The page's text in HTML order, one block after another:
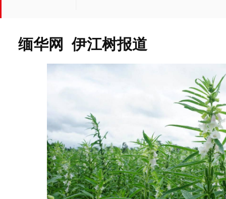
缅华网 伊江树报道